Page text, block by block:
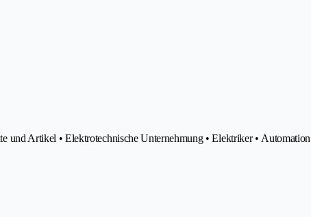
und Artikel • Elektrotechnische Unternehmung • Elektriker • Automation